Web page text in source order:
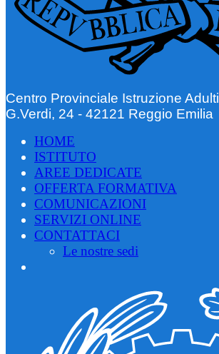
Centro Provinciale Istruzione Adulti
G.Verdi, 24 - 42121 Reggio Emilia
HOME
ISTITUTO
AREE DEDICATE
OFFERTA FORMATIVA
COMUNICAZIONI
SERVIZI ONLINE
CONTATTACI
Le nostre sedi